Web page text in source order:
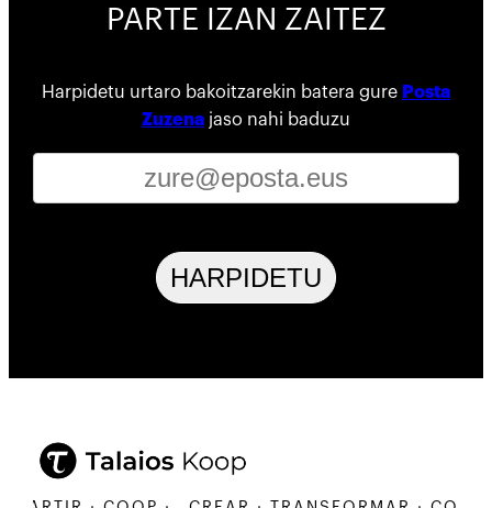
PARTE IZAN ZAITEZ
Harpidetu urtaro bakoitzarekin batera gure Posta
Zuzena jaso nahi baduzu
HARPIDETU